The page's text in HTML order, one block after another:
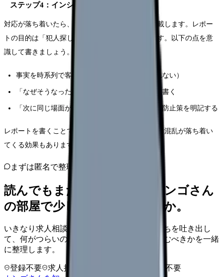
ステップ4：インシデントレポートを書く
対応が落ち着いたら、インシデントレポートを記載します。レポー
トの目的は「犯人探し」ではなく「再発防止」です。以下の点を意
識して書きましょう。
事実を時系列で客観的に記載する（感情は入れない）
「なぜそうなったか」の要因分析を自分なりに書く
「次に同じ場面があったらどうするか」の再発防止策を明記する
レポートを書くことで頭の中が整理され、感情的な混乱が落ち着い
てくる効果もあります。
まずは匿名で整理
読んでもまだ苦しいなら、カンゴさん
の部屋で少し話してみませんか。
いきなり求人相談には進みません。今の気持ちを吐き出し
て、何がつらいのか、辞めるべきか、少し休むべきかを一緒
に整理します。
登録不要 求人押し売りなし
病院名は入力不要